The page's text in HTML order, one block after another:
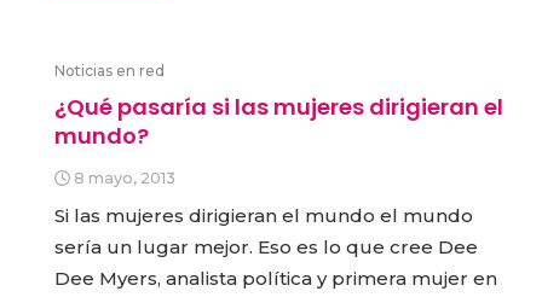
Noticias en red
¿Qué pasaría si las mujeres dirigieran el
mundo?
8 mayo, 2013
Si las mujeres dirigieran el mundo el mundo
sería un lugar mejor. Eso es lo que cree Dee
Dee Myers, analista política y primera mujer en